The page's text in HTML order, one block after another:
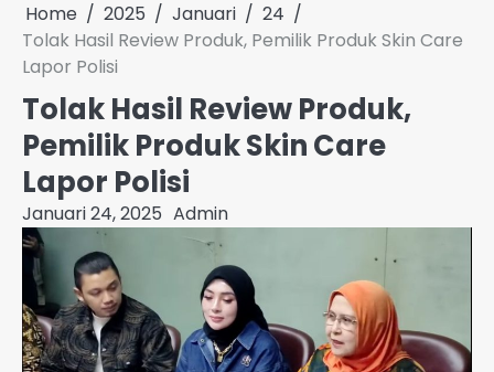
Home 2025 Januari
24
Tolak Hasil Review Produk, Pemilik Produk Skin Care
Lapor Polisi
Tolak Hasil Review Produk,
Pemilik Produk Skin Care
Lapor Polisi
Januari 24, 2025 Admin